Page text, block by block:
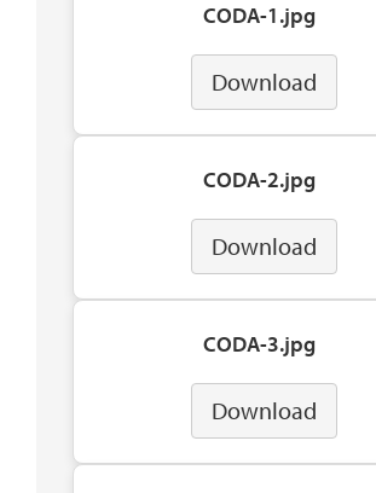
CODA-1.jpg
Download
CODA-2.jpg
Download
CODA-3.jpg
Download